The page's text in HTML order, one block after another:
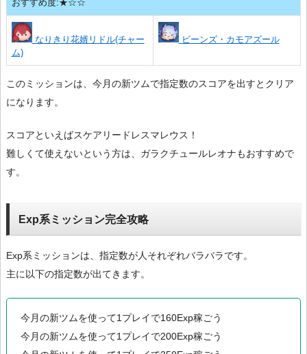
おすすめ度:★☆☆
なりきり花婿リドル(チャー
ム)
ビーンズ・カモアズール
このミッションは、今月の新ツムで指定数のスコアを出すとクリア
になります。
スコアといえばスケアリードレスマレウス！
難しくて使えないという方は、ガラクチュールレオナもおすすめで
す。
Exp系ミッション完全攻略
Exp系ミッションは、指定数が人それぞれバラバラです。
主に以下の指定数が出てきます。
今月の新ツムを使って1プレイで160Exp稼ごう
今月の新ツムを使って1プレイで200Exp稼ごう